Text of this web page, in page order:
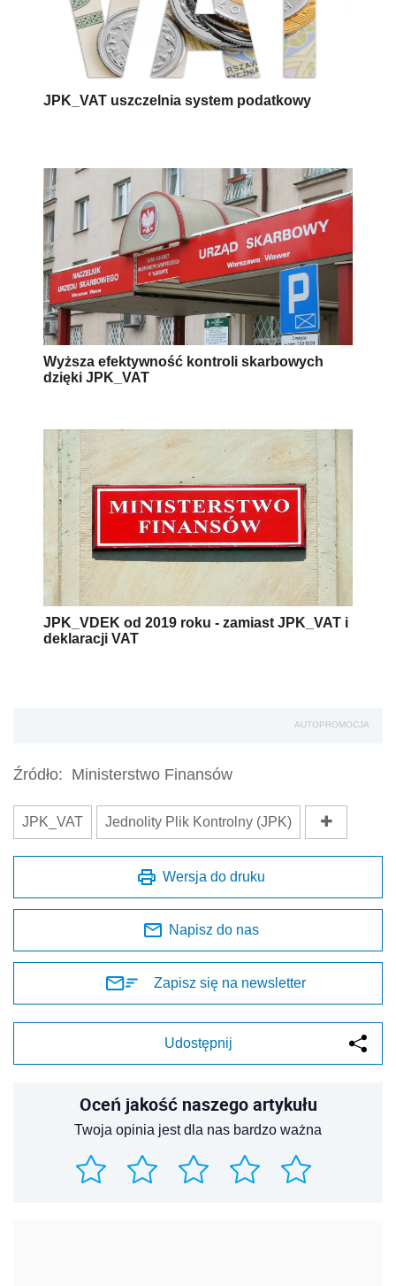
JPK_VAT uszczelnia system podatkowy
Wyższa efektywność kontroli skarbowych
dzięki JPK_VAT
JPK_VDEK od 2019 roku - zamiast JPK_VAT i
deklaracji VAT
AUTOPROMOCJA
Źródło: Ministerstwo Finansów
JPK_VAT Jednolity Plik Kontrolny (JPK)
Wersja do druku
Napisz do nas
Zapisz się na newsletter
Udostępnij
Oceń jakość naszego artykułu
Twoja opinia jest dla nas bardzo ważna